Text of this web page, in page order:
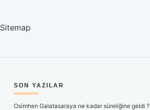
Sitemap
SIDEBAR
SON YAZILAR
Osimhen Galatasaraya ne kadar süreliğine geldi ?